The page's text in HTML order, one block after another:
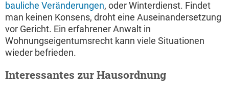
bauliche Veränderungen, oder Winterdienst. Findet
man keinen Konsens, droht eine Auseinandersetzung
vor Gericht. Ein erfahrener Anwalt in
Wohnungseigentumsrecht kann viele Situationen
wieder befrieden.
Interessantes zur Hausordnung